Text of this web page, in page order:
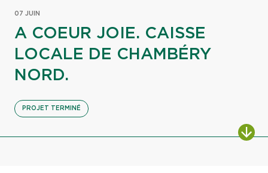
07 JUIN
A COEUR JOIE. CAISSE
LOCALE DE CHAMBÉRY
NORD.
PROJET TERMINÉ